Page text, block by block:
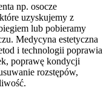
np. osocze
uzyskujemy z
lub pobieramy
Medycyna estetyczna
i technologii poprawia
poprawę kondycji
rozstępów,